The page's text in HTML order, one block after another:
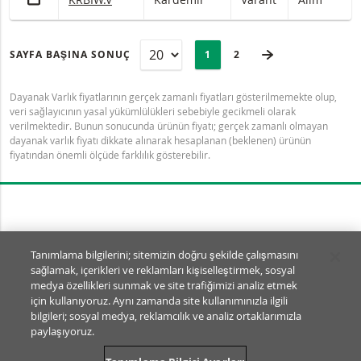
SAYFA BAŞINA SONUÇ
SAYFA
Selected:
PAGE
1 SON SAYFA
2
Dayanak Varlık fiyatlarının gerçek zamanlı fiyatları gösterilmemekte olup,
veri sağlayıcının yasal yükümlülükleri sebebiyle gecikmeli olarak
verilmektedir. Bunun sonucunda ürünün fiyatı; gerçek zamanlı olmayan
dayanak varlık fiyatı dikkate alınarak hesaplanan (beklenen) ürünün
fiyatından önemli ölçüde farklılık gösterebilir.
Tanımlama Bilgisi Ayarları
© BNP Paribas Markets 2026
SSSKullanım Şartları
Yasal Dokümanlar ve AçıklamalarGizlilik
Tanımlama bilgilerini; sitemizin doğru şekilde çalışmasını
sağlamak, içerikleri ve reklamları kişiselleştirmek, sosyal
medya özellikleri sunmak ve site trafiğimizi analiz etmek
için kullanıyoruz. Aynı zamanda site kullanımınızla ilgili
bilgileri; sosyal medya, reklamcılık ve analiz ortaklarımızla
paylaşıyoruz.